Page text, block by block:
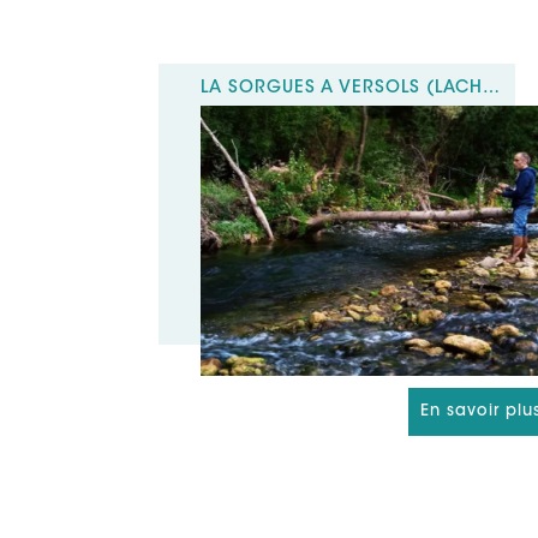
LA SORGUES À VERSOLS (LÂCHERS DE TRUITES)
En savoir